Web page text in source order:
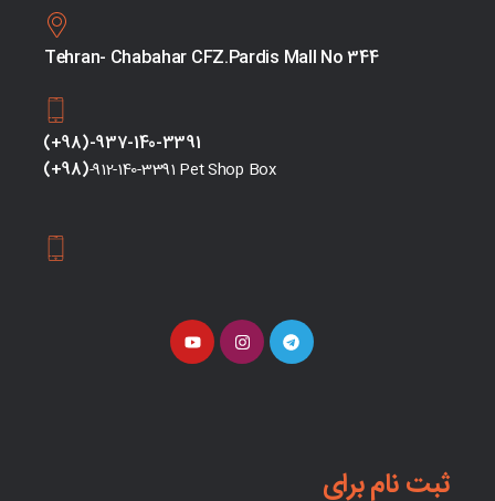
Tehran- Chabahar CFZ.Pardis Mall No 344
(+98)-937-140-3391
(+98)-912-140-3391 Pet Shop Box
ثبت نام برای